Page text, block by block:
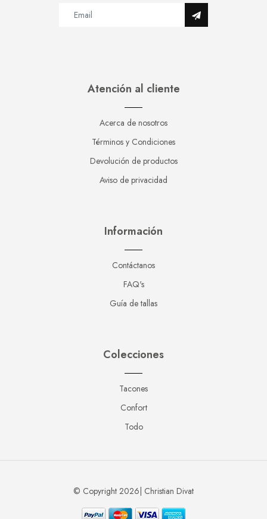
Atención al cliente
Acerca de nosotros
Términos y Condiciones
Devolución de productos
Aviso de privacidad
Información
Contáctanos
FAQ's
Guía de tallas
Colecciones
Tacones
Confort
Todo
© Copyright 2026| Christian Divat